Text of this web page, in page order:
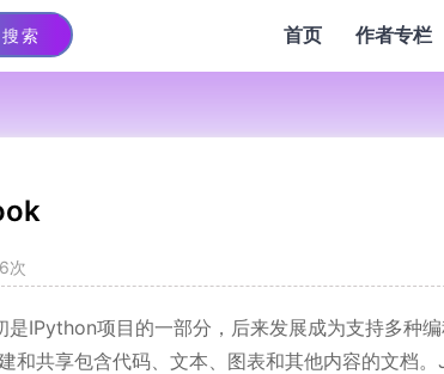
搜索 首页 作者专栏
次
IPython项目的一部分，后来发展成为支持多种
和共享包含代码、文本、图表和其他内容的文档